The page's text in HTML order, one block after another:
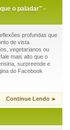
o paladar" -
profundas que
de vista
vegetarianos ou
mais alto que o
surpreende e
do Facebook
Continue Lendo ►